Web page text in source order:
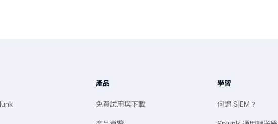
產品
免費試用與下載
學習
何謂 SIEM？